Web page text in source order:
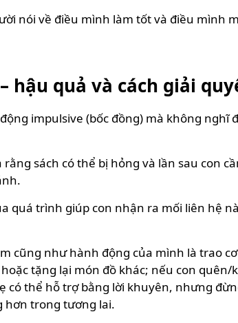
nói về điều mình làm tốt và điều mình
hậu quả và cách giải
impulsive (bốc đồng) mà không nghĩ
sách có thể bị hỏng và lần sau con
trình giúp con nhận ra mối liên hệ
cũng như hành động của mình là trao
tặng lại món đồ khác; nếu con
có thể hỗ trợ bằng lời khuyên, nhưng
hơn trong tương lai.